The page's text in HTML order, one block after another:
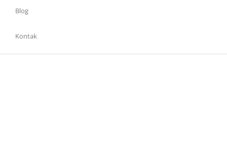
Blog
Kontak